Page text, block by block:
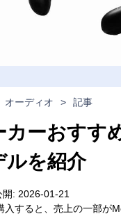
オーディオ > 記事
カーおすす
ルを紹介
開: 2026-01-21
すると、売上の一部が